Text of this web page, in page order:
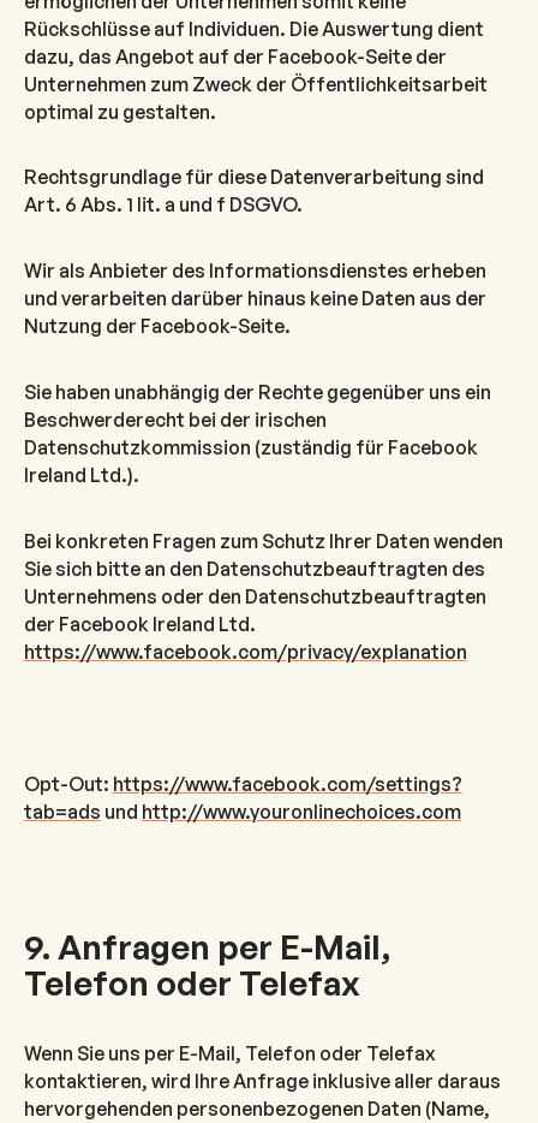
Rückschlüsse auf Individuen. Die Auswertung dient
dazu, das Angebot auf der Facebook-Seite der
Unternehmen zum Zweck der Öffentlichkeitsarbeit
optimal zu gestalten.
Rechtsgrundlage für diese Datenverarbeitung sind
Art. 6 Abs. 1 lit. a und f DSGVO.
Wir als Anbieter des Informationsdienstes erheben
und verarbeiten darüber hinaus keine Daten aus der
Nutzung der Facebook-Seite.
Sie haben unabhängig der Rechte gegenüber uns ein
Beschwerderecht bei der irischen
Datenschutzkommission (zuständig für Facebook
Ireland Ltd.).
Bei konkreten Fragen zum Schutz Ihrer Daten wenden
Sie sich bitte an den Datenschutzbeauftragten des
Unternehmens oder den Datenschutzbeauftragten
der Facebook Ireland Ltd.
https://www.facebook.com/privacy/explanation
Opt-Out: https://www.facebook.com/settings?
tab=ads und http://www.youronlinechoices.com
9. Anfragen per E-Mail,
Telefon oder Telefax
Wenn Sie uns per E-Mail, Telefon oder Telefax
kontaktieren, wird Ihre Anfrage inklusive aller daraus
hervorgehenden personenbezogenen Daten (Name,